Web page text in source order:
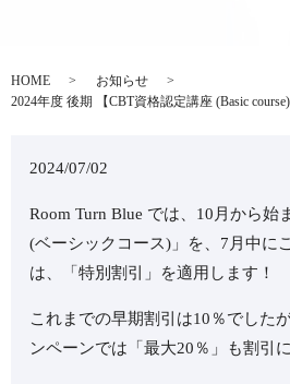
HOME
お知らせ
2024年度 後期 【CBT資格認定講座 (Basic
2024/07/02
Room Turn Blue では、10月から始
(ベーシックコース)」を、7月中に
は、「特別割引」を適用します！
これまでの早期割引は10％でした
ンペーンでは「最大20％」も割引